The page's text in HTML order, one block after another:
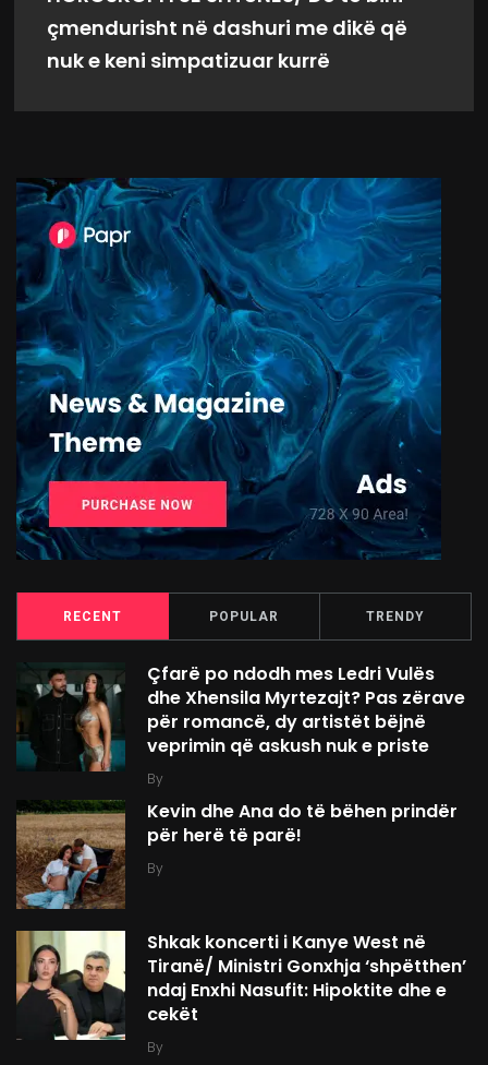
çmendurisht në dashuri me dikë që
nuk e keni simpatizuar kurrë
RECENT POPULAR TRENDY
Çfarë po ndodh mes Ledri Vulës
dhe Xhensila Myrtezajt? Pas zërave
për romancë, dy artistët bëjnë
veprimin që askush nuk e priste
By
Kevin dhe Ana do të bëhen prindër
për herë të parë!
By
Shkak koncerti i Kanye West në
Tiranë/ Ministri Gonxhja ‘shpëtthen’
ndaj Enxhi Nasufit: Hipoktite dhe e
cekët
By